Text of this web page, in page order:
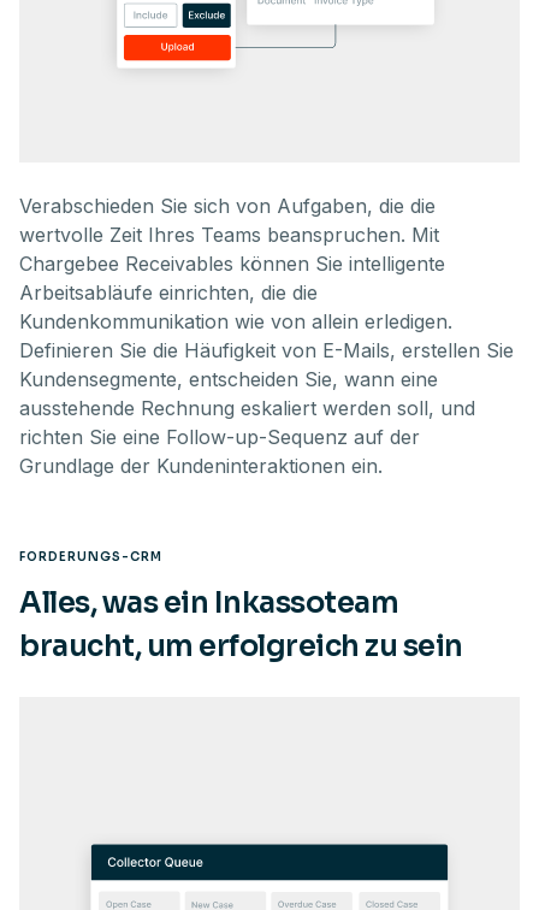
Verabschieden Sie sich von Aufgaben, die die
wertvolle Zeit Ihres Teams beanspruchen. Mit
Chargebee Receivables können Sie intelligente
Arbeitsabläufe einrichten, die die
Kundenkommunikation wie von allein erledigen.
Definieren Sie die Häufigkeit von E-Mails, erstellen Sie
Kundensegmente, entscheiden Sie, wann eine
ausstehende Rechnung eskaliert werden soll, und
richten Sie eine Follow-up-Sequenz auf der
Grundlage der Kundeninteraktionen ein.
FORDERUNGS-CRM
Alles, was ein Inkassoteam
braucht, um erfolgreich zu sein